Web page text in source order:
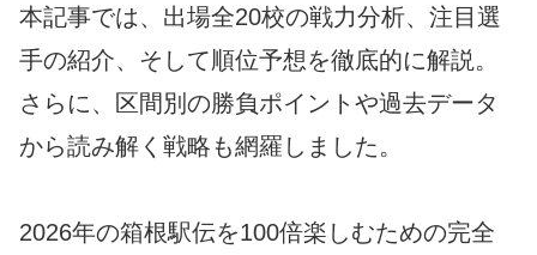
本記事では、出場全20校の戦力分析、注目選
手の紹介、そして順位予想を徹底的に解説。
さらに、区間別の勝負ポイントや過去データ
から読み解く戦略も網羅しました。
2026年の箱根駅伝を100倍楽しむための完全